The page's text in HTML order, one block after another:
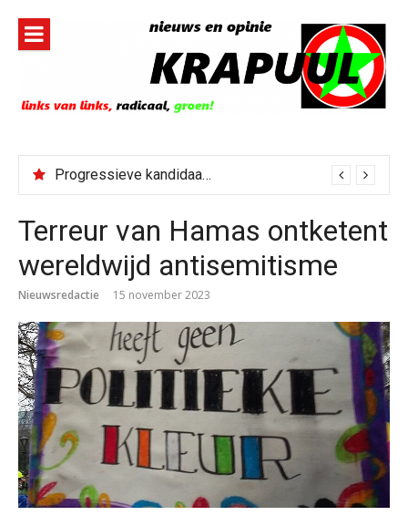
inhoud
Progressieve kandidaat El-Sayed senaatskandidaat Michigan
Terreur van Hamas ontketent
wereldwijd antisemitisme
Nieuwsredactie 15 november 2023